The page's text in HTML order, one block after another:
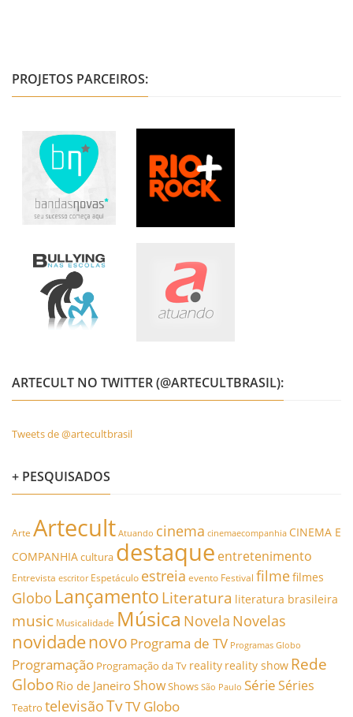
PROJETOS PARCEIROS:
ARTECULT NO TWITTER (@ARTECULTBRASIL):
Tweets de @artecultbrasil
+ PESQUISADOS
Arte Artecult Atuando cinema cinemaecompanhia CINEMA E
COMPANHIAcultura destaque entretenimento
Entrevista escritor Espetáculo estreia evento Festival filmefilmes
Globo Lançamento Literatura literatura brasileira
music Musicalidade Música Novela Novelas
novidadenovo Programa de TV Programas Globo
Programação Programação da Tv reality reality show Rede
Globo Rio de JaneiroShowShows São Paulo SérieSéries
Teatro televisãoTvTV Globo